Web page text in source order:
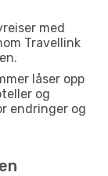
med
Travellink
låser opp
og
endringer og